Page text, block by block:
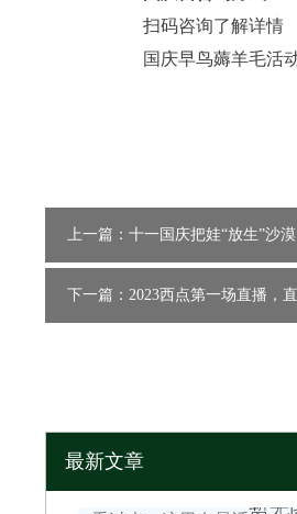
扫码咨询了解详情
国庆早鸟薅羊毛活
上一篇：十一国庆把娃“放生”沙
下一篇：2023西点第一场直播，
最新文章